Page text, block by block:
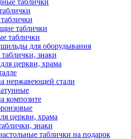
таблички
таблички
таблички
для оборудывания
знаки
церкви, храма
нержавеющей стали
композите
церкви, храма
знаки
таблички на подарок